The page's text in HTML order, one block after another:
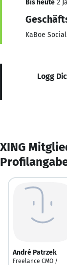
Bis heute 2
KaBoe
Logg
XING
André Patrzek
Freelance CMO /